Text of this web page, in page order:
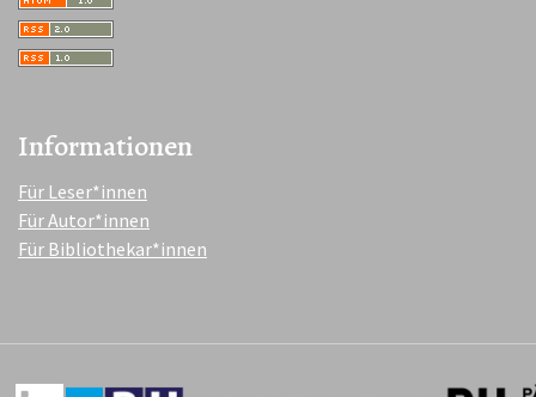
Informationen
Für Leser*innen
Für Autor*innen
Für Bibliothekar*innen